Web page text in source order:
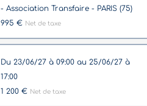
- Association Transfaire - PARIS (75)
995 € Net de taxe
du 23/06/27 à 09:00 au 25/06/27 à
17:00
1 200 € Net de taxe